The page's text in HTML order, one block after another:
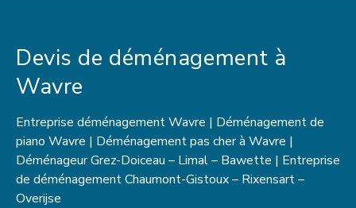
Devis de déménagement à
Wavre
Entreprise déménagement Wavre | Déménagement de
piano Wavre | Déménagement pas cher à Wavre |
Déménageur Grez-Doiceau – Limal – Bawette | Entreprise
de déménagement Chaumont-Gistoux – Rixensart –
Overijse